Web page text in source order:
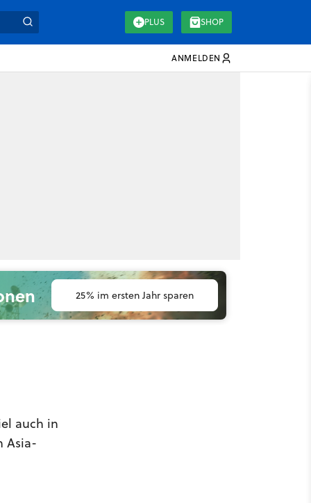
PLUS SHOP
ANMELDEN
25% im ersten Jahr sparen
auch in
Asia-